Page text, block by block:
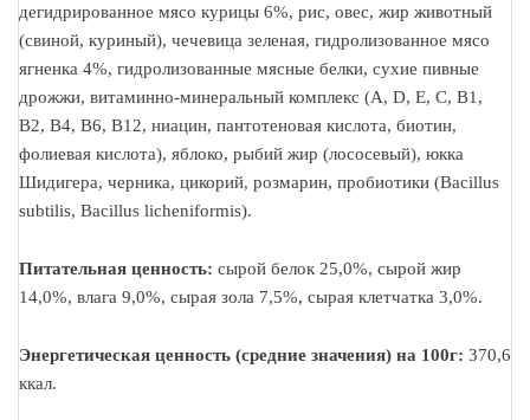
дегидрированное мясо курицы 6%, рис, овес, жир животный
(свиной, куриный), чечевица зеленая, гидролизованное мясо
ягненка 4%, гидролизованные мясные белки, сухие пивные
дрожжи, витаминно-минеральный комплекс (A, D, E, C, B1,
B2, B4, B6, B12, ниацин, пантотеновая кислота, биотин,
фолиевая кислота), яблоко, рыбий жир (лососевый), юкка
Шидигера, черника, цикорий, розмарин, пробиотики (Bacillus
subtilis, Baсillus licheniformis).
Питательная ценность: сырой белок 25,0%, сырой жир
14,0%, влага 9,0%, сырая зола 7,5%, сырая клетчатка 3,0%.
Энергетическая ценность (средние значения) на 100г: 370,6
ккал.